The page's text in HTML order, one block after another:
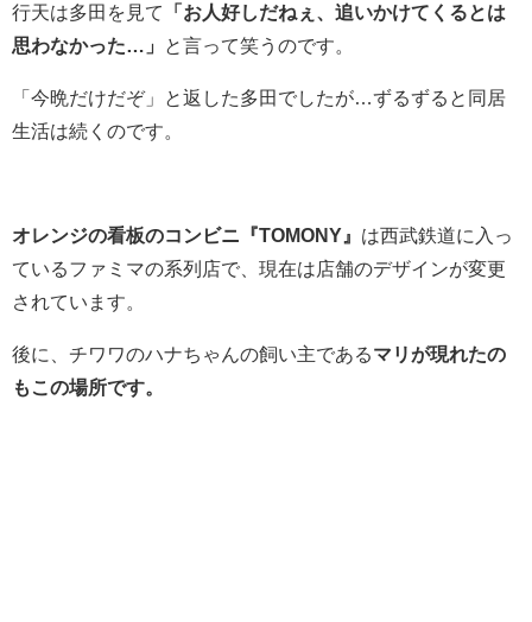
行天は多田を見て
「お人好しだねぇ、追いかけてくるとは
思わなかった…」
と言って笑うのです。
「今晩だけだぞ」と返した多田でしたが…ずるずると同居
生活は続くのです。
オレンジの看板のコンビニ『TOMONY』 は西武鉄道に入っ
ているファミマの系列店で、現在は店舗のデザインが変更
されています。
後に、チワワのハナちゃんの飼い主であるマリが現れたの
もこの場所です。